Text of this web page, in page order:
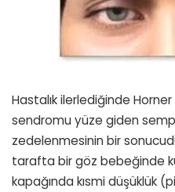
Hastalık ilerlediğinde
sendromu yüze giden
zedelenmesinin bir
tarafta bir göz bebeğinde
kapağında kısmi düşüklük